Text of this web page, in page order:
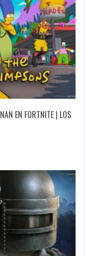
EN FORTNITE | LOS